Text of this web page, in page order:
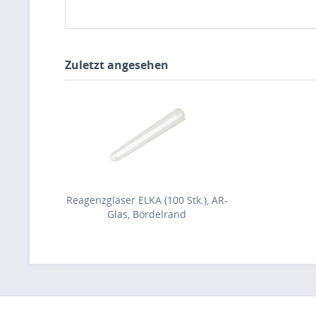
Zuletzt angesehen
Reagenzgläser ELKA (100 Stk.), AR-
Glas, Bördelrand